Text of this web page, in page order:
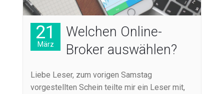
21
März
Welchen Online-
Broker auswählen?
Liebe Leser, zum vorigen Samstag
vorgestellten Schein teilte mir ein Leser mit,